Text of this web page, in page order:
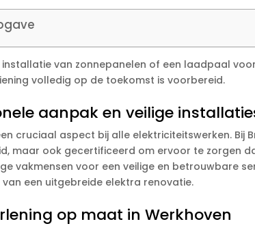
van zonnepanelen of een laadpaal
volledig op de toekomst is voorbereid.
aanpak en veilige
cruciaal aspect bij alle elektriciteitswerken. Bij
maar ook gecertificeerd om ervoor te zorgen
vakmensen voor een veilige en betrouwbare
een uitgebreide elektra renovatie.
op maat in Werkhoven